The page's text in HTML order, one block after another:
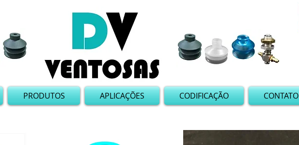
PRODUTOS APLICAÇÕES CODIFICAÇÃO CONTATO